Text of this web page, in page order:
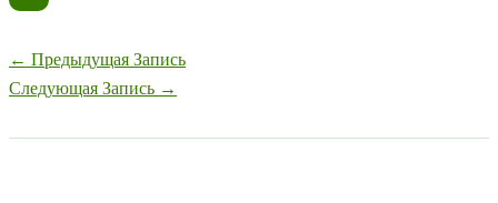
← Предыдущая Запись
Следующая Запись →